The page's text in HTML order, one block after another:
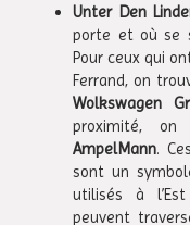
Unter Den
porte et où se
Pour ceux qui
Ferrand, on
Wolkswagen
proximité,
AmpelMann.
sont un
utilisés à
peuvent